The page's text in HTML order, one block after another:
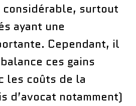
surtout
ayant une
Cependant, il
ces gains
les coûts de la
d’avocat notamment)